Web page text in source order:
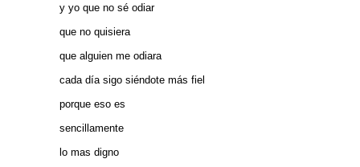
y yo que no sé odiar
que no quisiera
que alguien me odiara
cada día sigo siéndote más fiel
porque eso es
sencillamente
lo mas digno